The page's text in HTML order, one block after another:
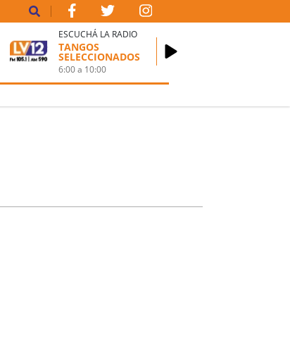
ESCUCHÁ LA RADIO
TANGOS
SELECCIONADOS
6:00a 10:00